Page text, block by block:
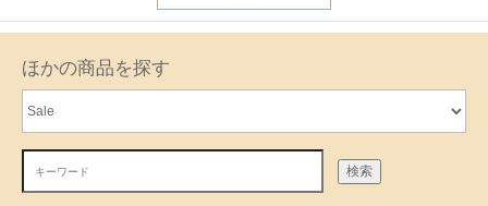
ほかの商品を探す
検索